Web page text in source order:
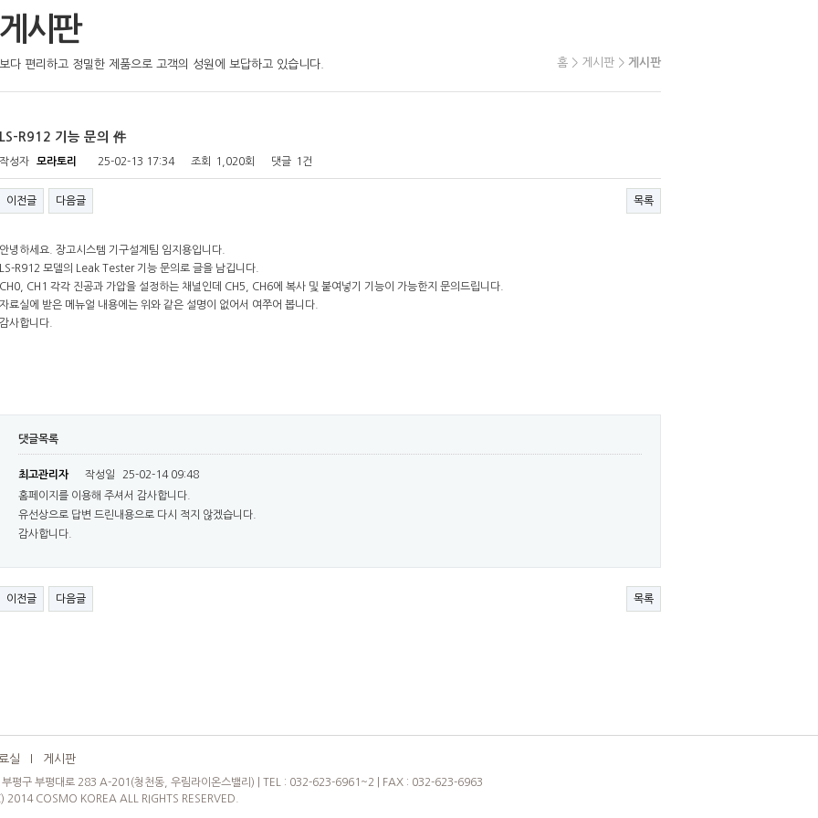
게시판
보다 편리하고 정밀한 제품으로 고객의 성원에 보답하고 있습니다. 홈 > 게시판 > 게시판
LS-R912 기능 문의 件
작성자 모라토리 25-02-13 17:34 조회 1,020회 댓글 1건
이전글 다음글 목록
안녕하세요. 장고시스템 기구설계팀 임지용입니다.
LS-R912 모델의 Leak Tester 기능 문의로 글을 남깁니다.
CH0, CH1 각각 진공과 가압을 설정하는 채널인데 CH5, CH6에 복사 및 붙여넣기 기능이 가능한지 문의드립니다.
자료실에 받은 메뉴얼 내용에는 위와 같은 설명이 없어서 여쭈어 봅니다.
감사합니다.
댓글목록
최고관리자 작성일
25-02-14 09:48
홈페이지를 이용해 주셔서 감사합니다.
유선상으로 답변 드린내용으로 다시 적지 않겠습니다.
감사합니다.
이전글 다음글 목록
실 게시판
부평구 부평대로 283 A-201(청천동, 우림라이온스밸리) | TEL : 032-623-6961~2 | FAX : 032-623-6963
2014 COSMO KOREA ALL RIGHTS RESERVED.